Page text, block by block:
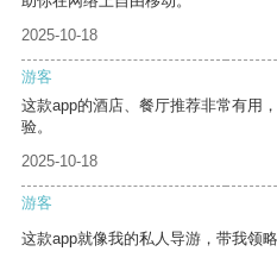
2025-10-18
游客
这款app的酒店、餐厅推荐非常有用
验。
2025-10-18
游客
这款app就像我的私人导游，带我领